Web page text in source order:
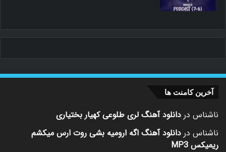
آخرین کامنت ها
ناشناس در دانلود آهنگ لری طلوعی کهیار بختیاری
ناشناس در دانلود آهنگ اگه ارومیه بشی روت ارس میکشم
ریمیکس MP3